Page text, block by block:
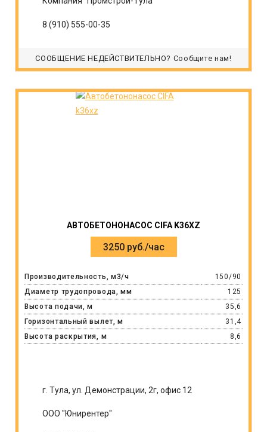
8 (910) 555-00-35
СООБЩЕНИЕ НЕДЕЙСТВИТЕЛЬНО? Сообщите нам!
АВТОБЕТОНОНАСОС CIFA K36XZ
3250 руб./час
Производительность, м3/ч
150/90
Диаметр трудопровода, мм
125
Высота подачи, м
35,6
Горизонтальный вылет, м
31,4
Высота раскрытия, м
8,6
г. Тула, ул. Демонстрации, 2г, офис 12
ООО "Юнирентер"